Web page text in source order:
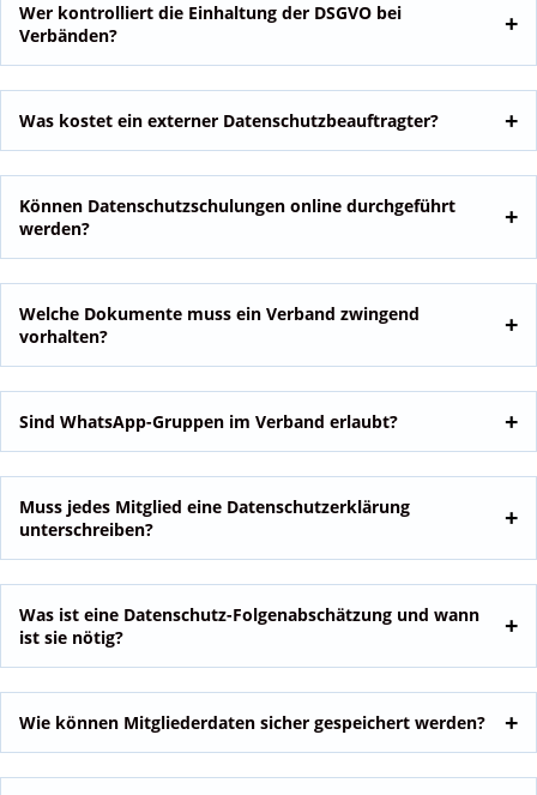
Wer kontrolliert die Einhaltung der DSGVO bei
Verbänden?
Was kostet ein externer Datenschutzbeauftragter?
Können Datenschutzschulungen online durchgeführt
werden?
Welche Dokumente muss ein Verband zwingend
vorhalten?
Sind WhatsApp-Gruppen im Verband erlaubt?
Muss jedes Mitglied eine Datenschutzerklärung
unterschreiben?
Was ist eine Datenschutz-Folgenabschätzung und wann
ist sie nötig?
Wie können Mitgliederdaten sicher gespeichert werden?